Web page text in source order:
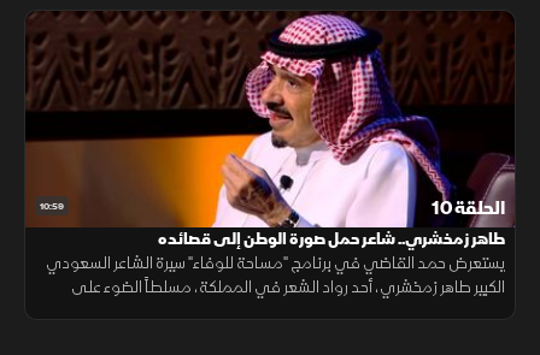
10:59 الحلقة 10
طاهر زمخشري.. شاعر حمل صورة الوطن إلى قصائده
يستعرض حمد القاضي في برنامج "مساحة للوفاء" سيرة الشاعر السعودي
الكبير طاهر زمخشري، أحد رواد الشعر في المملكة، مسلطاً الضوء على